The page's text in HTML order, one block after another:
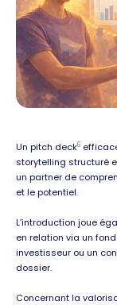
Un pitch deck6
storytelling structuré
un partner de
et le potentiel.
L’introduction joue
en relation via un
investisseur ou un
dossier.
Concernant la